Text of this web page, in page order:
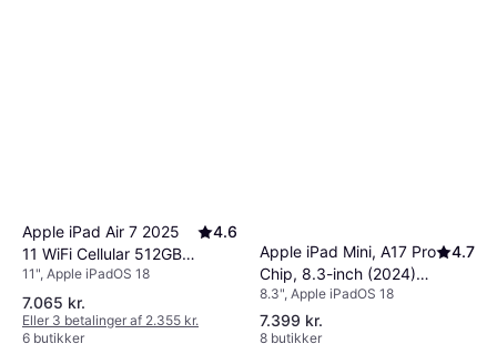
Apple iPad Air 7 2025
11 WiFi Cellular 512GB
Space Grey
4.6
11", Apple iPadOS 18
7.065 kr.
Eller 3 betalinger af 2.355 kr.
6 butikker
Apple iPad Mini, A17 Pro
Chip, 8.3-inch (2024)
Wi-Fi, 512GB Space
Grey
4.7
8.3", Apple iPadOS 18
7.399 kr.
8 butikker